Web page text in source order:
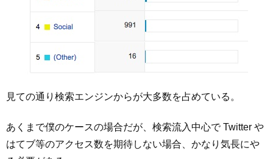
見ての通り検索エンジンからが大多数を占めている。
あくまで僕のケースの場合だが、検索流入中心で Twitter や
はてブ等のアクセス数を期待しない場合、かなり気長にや